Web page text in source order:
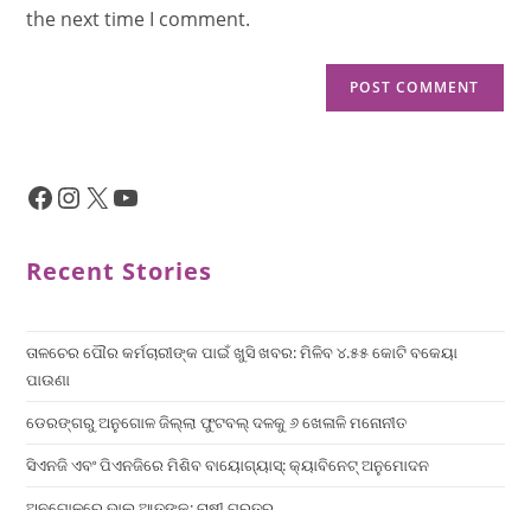
the next time I comment.
Recent Stories
ତାଳଚେର ପୌର କର୍ମଚାରୀଙ୍କ ପାଇଁ ଖୁସି ଖବର: ମିଳିବ ୪.୫୫ କୋଟି ବକେୟା
ପାଉଣା
ଡେରଙ୍ଗରୁ ଅନୁଗୋଳ ଜିଲ୍ଲା ଫୁଟବଲ୍ ଦଳକୁ ୬ ଖେଳାଳି ମନୋନୀତ
ସିଏନଜି ଏବଂ ପିଏନଜିରେ ମିଶିବ ବାୟୋଗ୍ୟାସ୍: କ୍ୟାବିନେଟ୍ ଅନୁମୋଦନ